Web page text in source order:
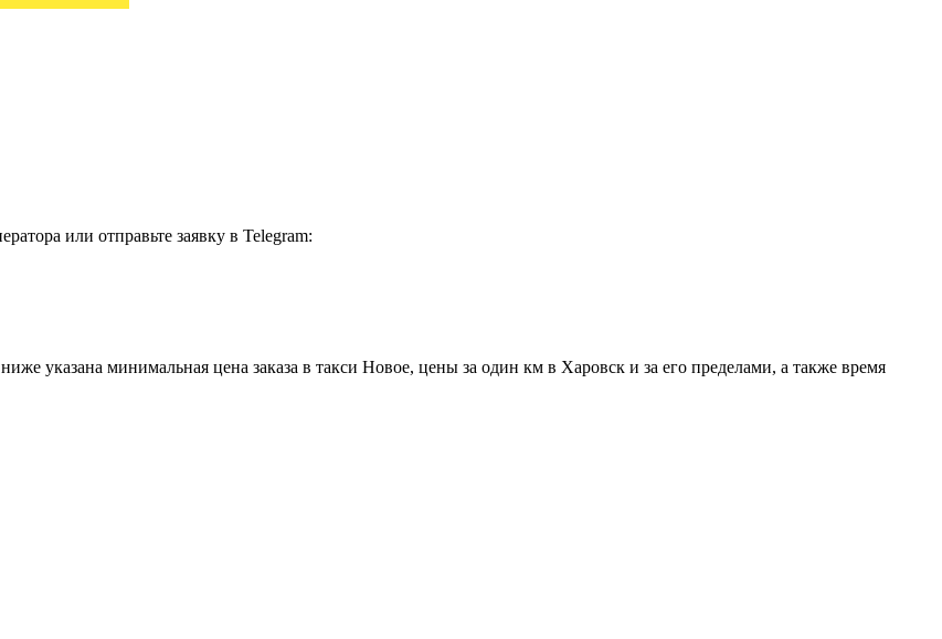
или отправьте заявку в Telegram:
указана минимальная цена заказа в такси Новое, цены за один км в Харовск и за его пределами, а также время